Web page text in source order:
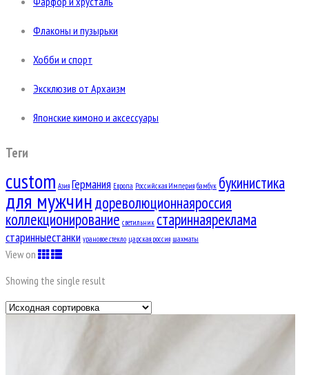
Флаконы и пузырьки
Хобби и спорт
Эксклюзив от Архаизм
Японские кимоно и аксессуары
Теги
custom Азия Германия Европа Российская Империя бамбук букинистика
для мужчиндореволюционнаяроссия
коллекционирование светильник стариннаяреклама
старинныестанки урановое стекло царская россия шахматы
View on
Showing the single result